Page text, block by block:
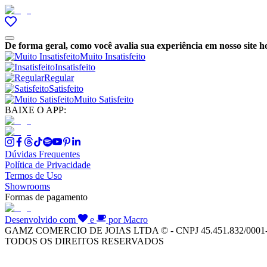
De forma geral, como você avalia sua experiência em nosso site
Muito Insatisfeito
Insatisfeito
Regular
Satisfeito
Muito Satisfeito
BAIXE O APP:
Dúvidas Frequentes
Política de Privacidade
Termos de Uso
Showrooms
Formas de pagamento
Desenvolvido com e
por Macro
GAMZ COMERCIO DE JOIAS LTDA © - CNPJ 45.451.832/
TODOS OS DIREITOS RESERVADOS